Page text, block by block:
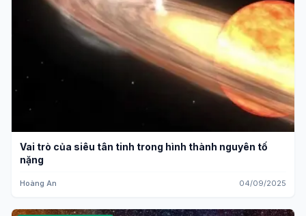
Vai trò của siêu tân tinh trong hình thành nguyên tố
nặng
Hoàng An 04/09/2025